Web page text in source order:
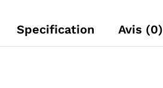
Specification Avis (0)